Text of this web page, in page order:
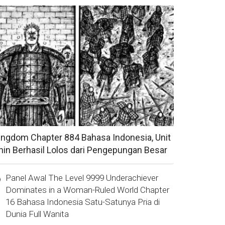
Chapter 884 Bahasa Indonesia, Unit
Berhasil Lolos dari Pengepungan Besar
Panel Awal The Level 9999 Underachiever
Dominates in a Woman-Ruled World Chapter
16 Bahasa Indonesia Satu-Satunya Pria di
Dunia Full Wanita